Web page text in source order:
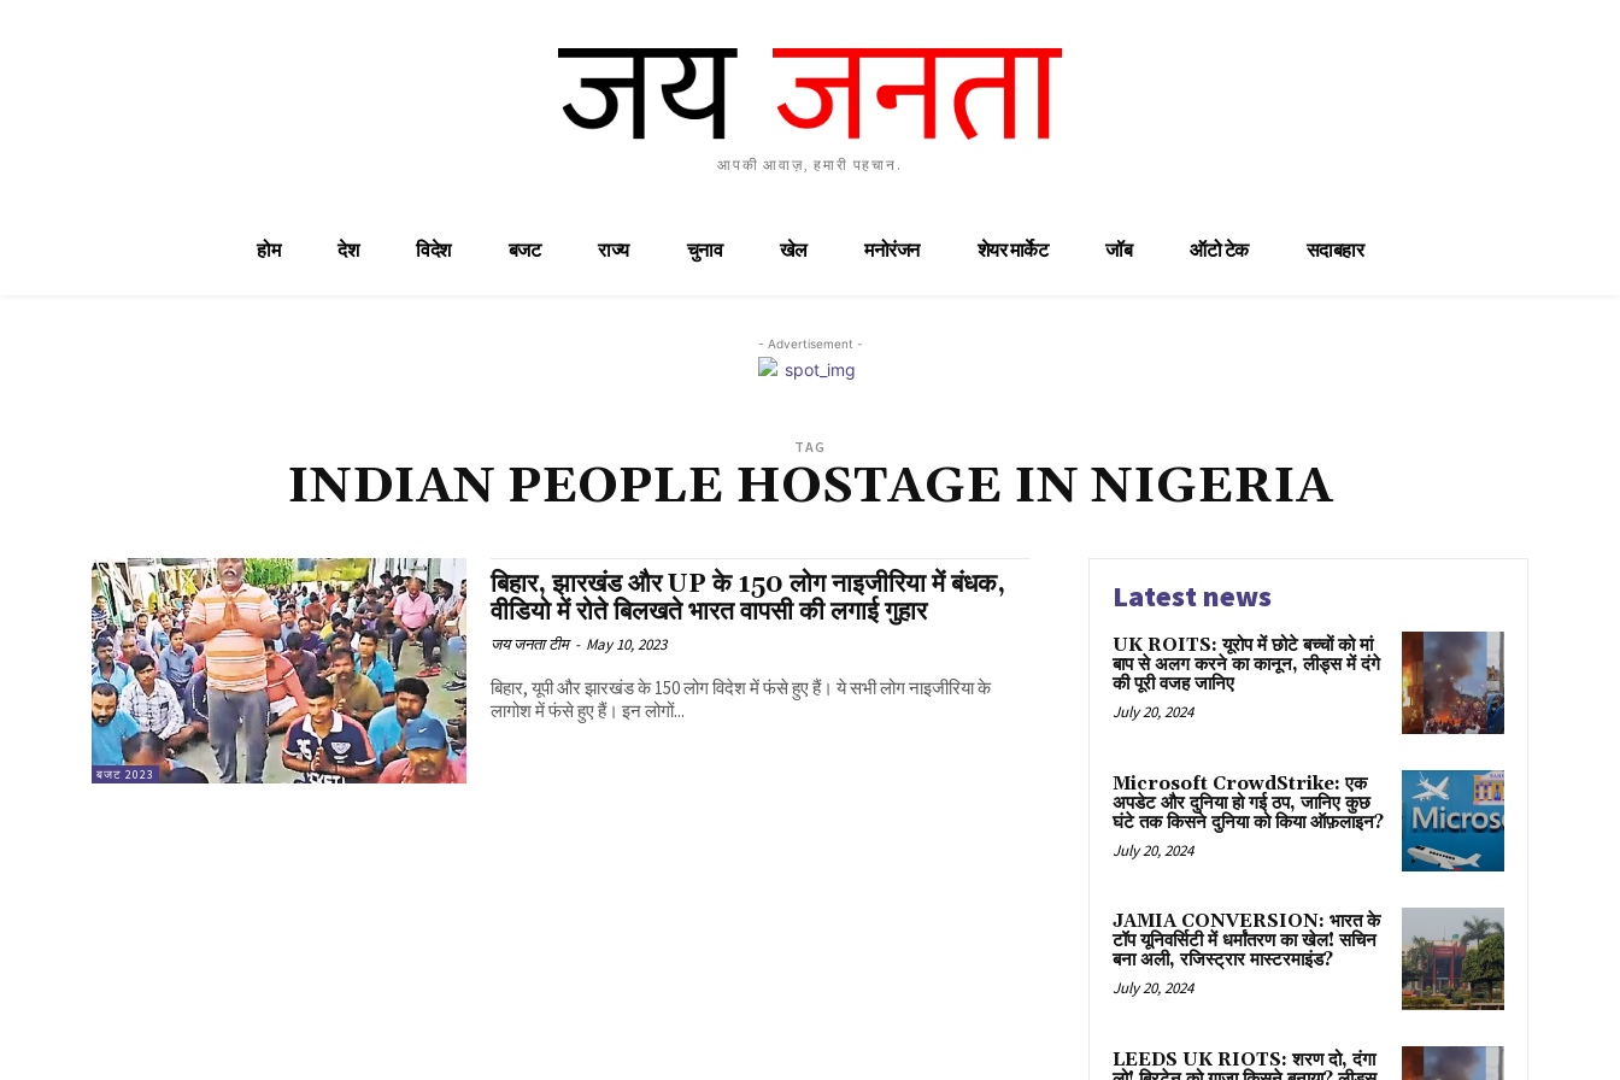
आपकी आवाज़, हमारी पहचान.
होम देश विदेश बजट राज्य चुनाव खेल मनोरंजन शेयर मार्केट जॉब ऑटो टेक सदाबहार
- Advertisement -
TAG
INDIAN PEOPLE HOSTAGE IN NIGERIA
बजट 2023
बिहार, झारखंड और UP के 150 लोग नाइजीरिया में बंधक,
वीडियो में रोते बिलखते भारत वापसी की लगाई गुहार
जय जनता टीम - May 10, 2023
बिहार, यूपी और झारखंड के 150 लोग विदेश में फंसे हुए हैं। ये सभी लोग नाइजीरिया के
लागोश में फंसे हुए हैं। इन लोगों...
Latest news
UK ROITS: यूरोप में छोटे बच्चों को मां
बाप से अलग करने का कानून, लीड्स में दंगे
की पूरी वजह जानिए
July 20, 2024
Microsoft CrowdStrike: एक
अपडेट और दुनिया हो गई ठप, जानिए कुछ
घंटे तक किसने दुनिया को किया ऑफ़लाइन?
July 20, 2024
JAMIA CONVERSION: भारत के
टॉप यूनिवर्सिटी में धर्मांतरण का खेल! सचिन
बना अली, रजिस्ट्रार मास्टरमाइंड?
July 20, 2024
LEEDS UK RIOTS: शरण दो, दंगा